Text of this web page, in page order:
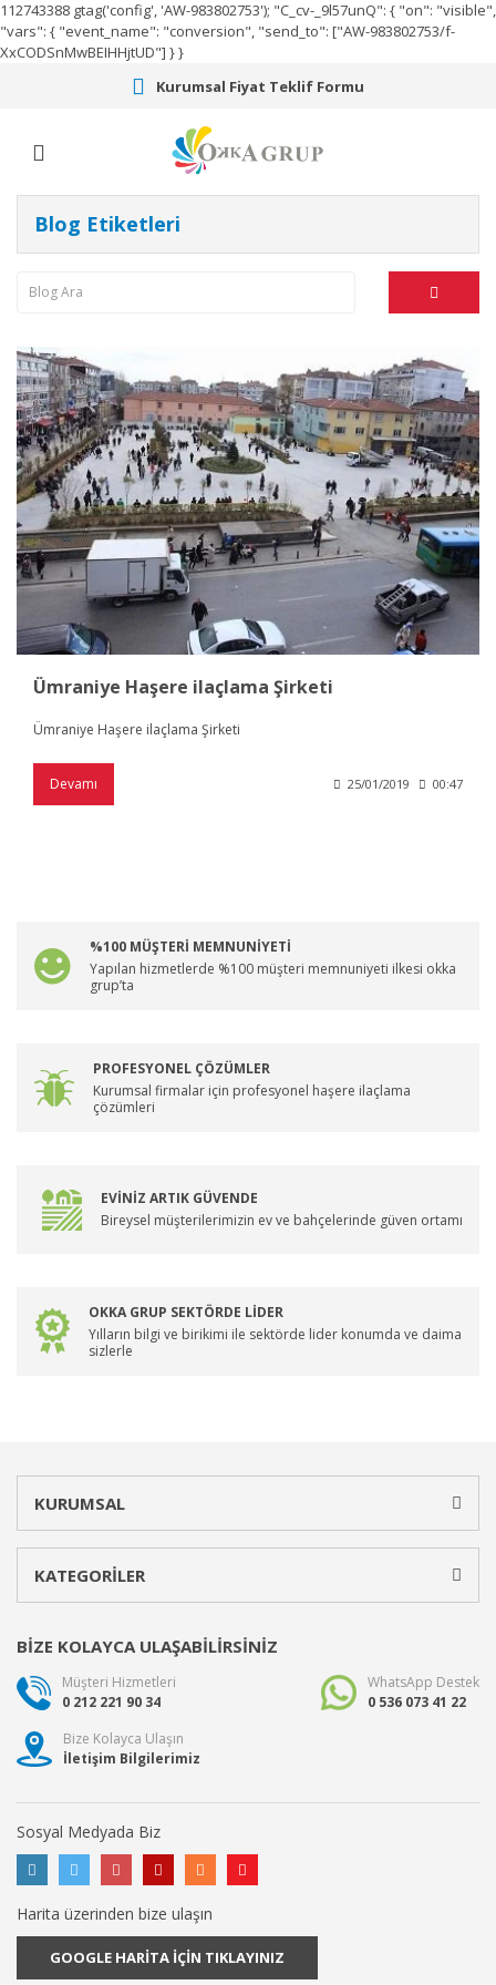
112743388 gtag('config', 'AW-983802753'); "C_cv-_9l57unQ": { "on": "visible",
"vars": { "event_name": "conversion", "send_to": ["AW-983802753/f-
XxCODSnMwBEIHHjtUD"] } }
Kurumsal Fiyat Teklif Formu
Blog Etiketleri
Ümraniye Haşere ilaçlama Şirketi
Ümraniye Haşere ilaçlama Şirketi
Devamı 25/01/2019 00:47
%100 MÜŞTERİ MEMNUNİYETİ
Yapılan hizmetlerde %100 müşteri memnuniyeti ilkesi okka
grup’ta
PROFESYONEL ÇÖZÜMLER
Kurumsal firmalar için profesyonel haşere ilaçlama
çözümleri
EVİNİZ ARTIK GÜVENDE
Bireysel müşterilerimizin ev ve bahçelerinde güven ortamı
OKKA GRUP SEKTÖRDE LİDER
Yılların bilgi ve birikimi ile sektörde lider konumda ve daima
sizlerle
KURUMSAL
KATEGORİLER
BİZE KOLAYCA ULAŞABİLİRSİNİZ
Müşteri Hizmetleri
0 212 221 90 34
WhatsApp Destek
0 536 073 41 22
Bize Kolayca Ulaşın
İletişim Bilgilerimiz
Sosyal Medyada Biz
Harita üzerinden bize ulaşın
GOOGLE HARİTA İÇİN TIKLAYINIZ